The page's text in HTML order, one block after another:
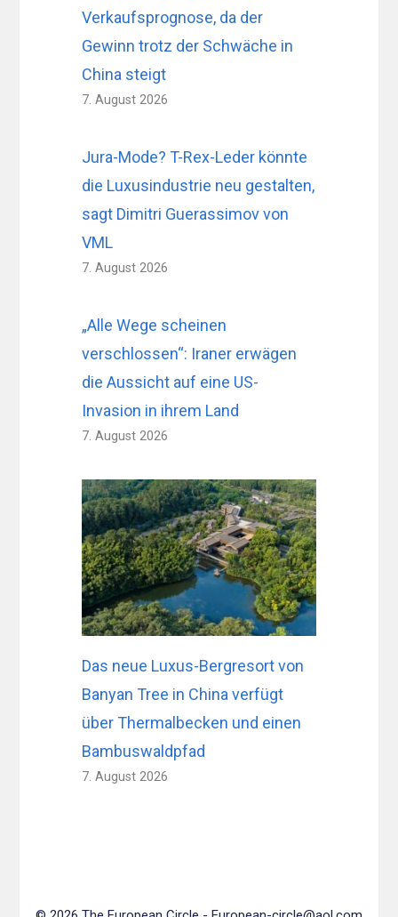
Verkaufsprognose, da der
Gewinn trotz der Schwäche in
China steigt
7. August 2026
Jura-Mode? T-Rex-Leder könnte
die Luxusindustrie neu gestalten,
sagt Dimitri Guerassimov von
VML
7. August 2026
„Alle Wege scheinen
verschlossen“: Iraner erwägen
die Aussicht auf eine US-
Invasion in ihrem Land
7. August 2026
Das neue Luxus-Bergresort von
Banyan Tree in China verfügt
über Thermalbecken und einen
Bambuswaldpfad
7. August 2026